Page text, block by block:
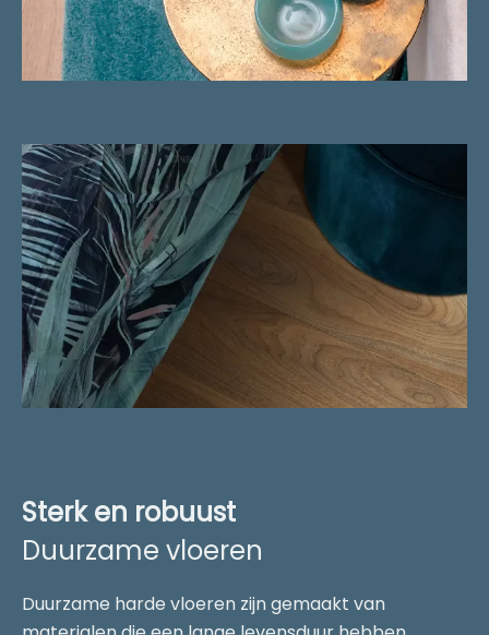
Sterk en robuust
Duurzame vloeren
Duurzame harde vloeren zijn gemaakt van